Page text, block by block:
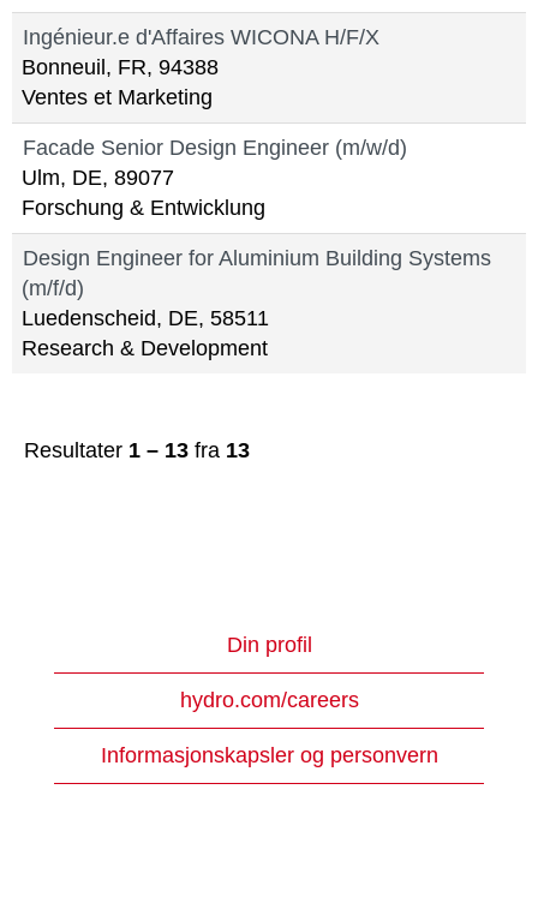
Ingénieur.e d'Affaires WICONA H/F/X
Bonneuil, FR, 94388
Ventes et Marketing
Facade Senior Design Engineer (m/w/d)
Ulm, DE, 89077
Forschung & Entwicklung
Design Engineer for Aluminium Building Systems
(m/f/d)
Luedenscheid, DE, 58511
Research & Development
Resultater 1 – 13 fra 13
Din profil
hydro.com/careers
Informasjonskapsler og personvern